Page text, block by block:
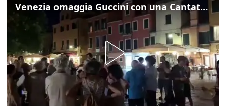
Venezia omaggia Guccini con una Cantata Anarchica in campo Santa Margherita